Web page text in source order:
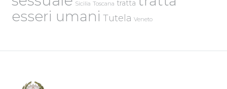
Sicilia Toscana tratta
esseri umani Tutela Veneto